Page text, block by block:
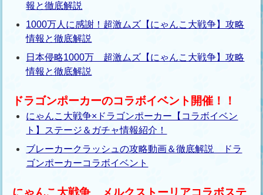
報と徹底解説
1000万人に感謝！超激ムズ【にゃんこ大戦争】攻略
情報と徹底解説
日本侵略1000万 超激ムズ【にゃんこ大戦争】攻略
情報と徹底解説
ドラゴンポーカーのコラボイベント開催！！
にゃんこ大戦争×ドラゴンポーカー【コラボイベン
ト】ステージ＆ガチャ情報紹介！
ブレーカークラッシュの攻略動画＆徹底解説 ドラ
ゴンポーカーコラボイベント